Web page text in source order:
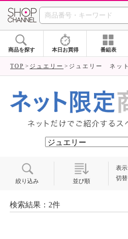
SHOP
商品を探す 本日お買得 番組表
TOP ジュエリー ジュエリー ネッ
絞り込み 並び順
表示
切替
検索結果：2件